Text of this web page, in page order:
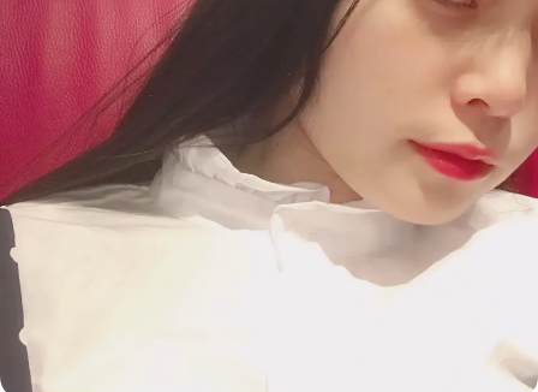
着痩せ
ベストコスメ
ヘアアレンジ・ヘアケア
スキンケア
ボディケア
制服コーデ
学校ヘアメイク
勉強・受験・進路
ENTERTAINMENT
エンタメニュース
なにわ男子
K-POP
LIFESTYLE
ライフスタイルニュース
JKランキング・アワード
モデルの購入品
おでかけ
JK TREND
JKトレンドニュース
MODELS
MODEL'S BLOG
YouTube